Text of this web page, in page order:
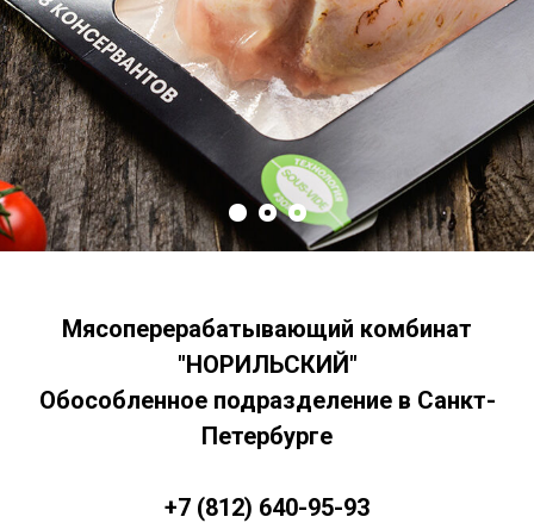
Мясоперерабатывающий комбинат
"НОРИЛЬСКИЙ"
Обособленное подразделение в Санкт-
Петербурге
+7 (812) 640-95-93